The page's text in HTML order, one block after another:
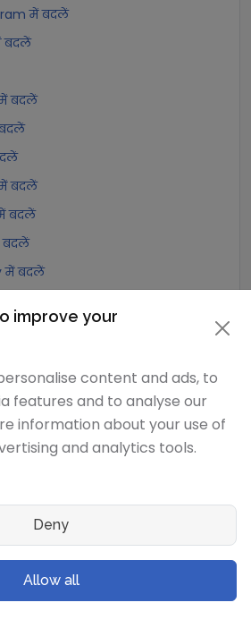
में बदलें
बदलें
बदलें
बदलें
बदलें
बदलें
में बदलें
में बदलें
में बदलें
में बदलें
में बदलें
में बदलें
milligram में बदलें
centigram में बदलें
में बदलें
improve your
content and ads, to
features and to analyse our
information about your use of
and analytics tools.
Deny
Allow all